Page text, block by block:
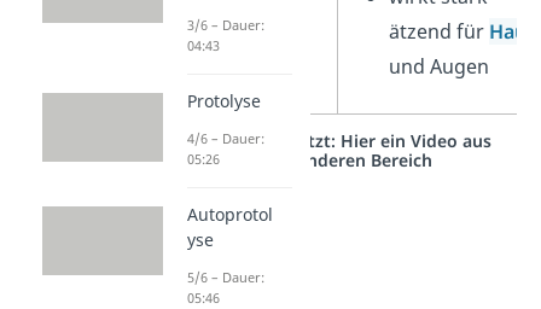
ätzend für Haut
und Augen
Studyflix vernetzt: Hier ein Video aus
einem anderen Bereich
3/6 – Dauer:
04:43
Protolyse
4/6 – Dauer:
05:26
Autoprotol
yse
5/6 – Dauer:
05:46